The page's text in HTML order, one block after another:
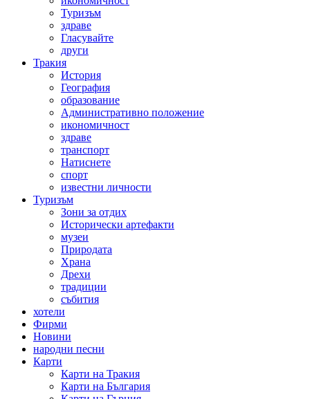
Туризъм
здраве
Гласувайте
други
Тракия
История
География
образование
Административно положение
икономичност
здраве
транспорт
Натиснете
спорт
известни личности
Туризъм
Зони за отдих
Исторически артефакти
музеи
Природата
Храна
Дрехи
традиции
събития
хотели
Фирми
Новини
народни песни
Карти
Карти на Тракия
Карти на България